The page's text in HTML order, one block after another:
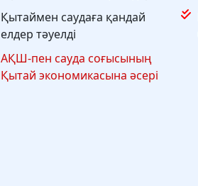
Қытаймен саудаға қандай
елдер тәуелді
АҚШ-пен сауда соғысының
Қытай экономикасына әсері